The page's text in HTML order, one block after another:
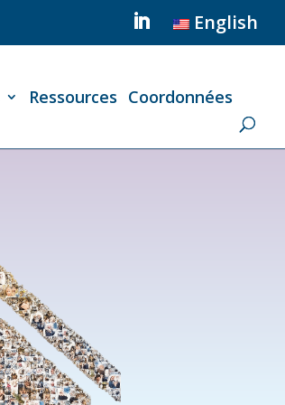
English
Ressources Coordonnées